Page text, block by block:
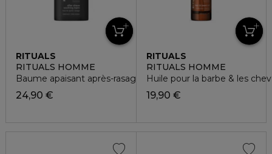
RITUALS
RITUALS HOMME
Baume apaisant après-rasage
24,90 €
RITUALS
RITUALS HOMME
Huile pour la barbe & les
19,90 €